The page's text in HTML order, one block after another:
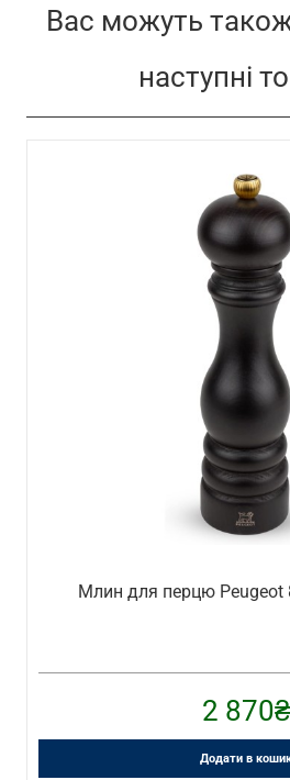
Вас можуть
наступні
Млин для перцю Peugeot
2 870₴
Додати в